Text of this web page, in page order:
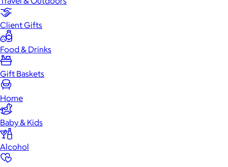
Client Gifts
Food & Drinks
Gift Baskets
Home
Baby & Kids
Alcohol